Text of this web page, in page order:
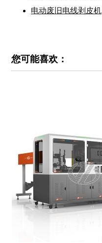
电动废旧电线剥皮机
您可能喜欢：